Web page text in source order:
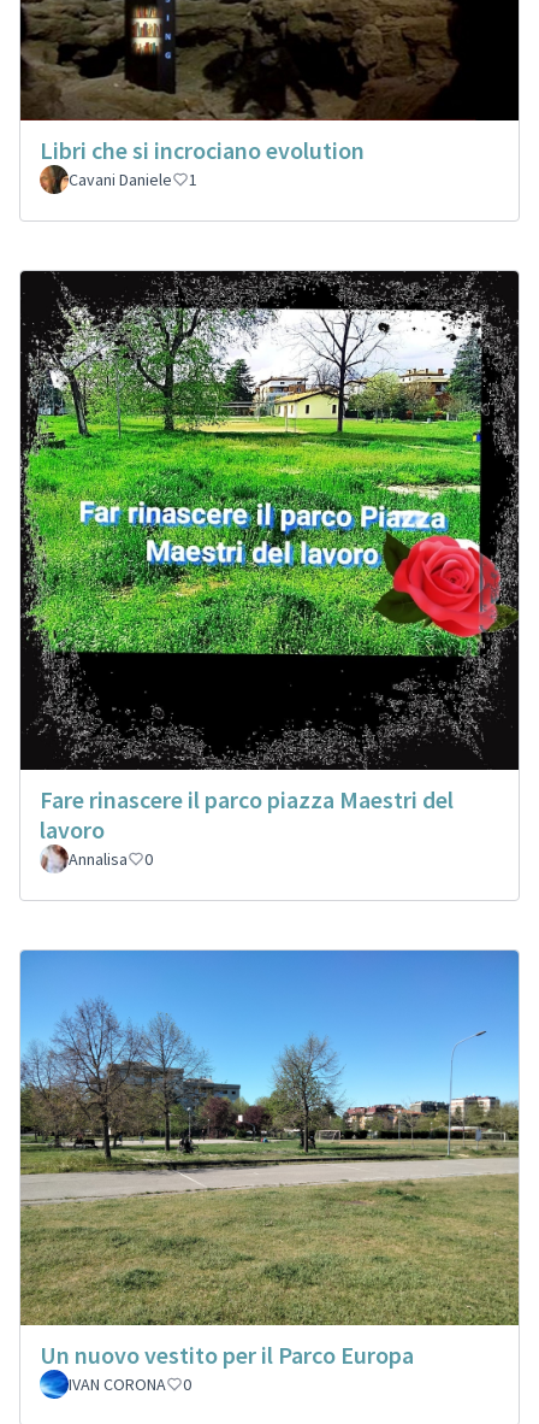
Libri che si incrociano evolution
Cavani Daniele 1
Fare rinascere il parco piazza Maestri del
lavoro
Annalisa 0
Un nuovo vestito per il Parco Europa
IVAN CORONA 0